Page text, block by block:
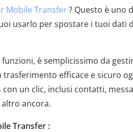
Mobile Transfer? Questo è uno
usarlo per spostare i tuoi dati
è semplicissimo da
efficace e sicuro
un clic, inclusi contatti,
ancora.
Transfer :